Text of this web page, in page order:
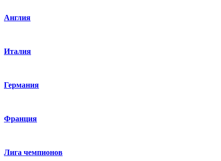
Англия
Италия
Германия
Франция
Лига чемпионов